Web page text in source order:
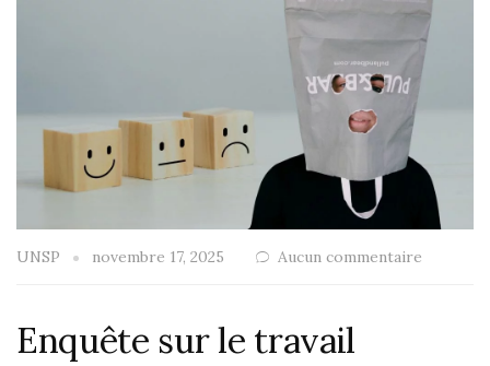
UNSP novembre 17, 2025 Aucun commentaire
Enquête sur le travail